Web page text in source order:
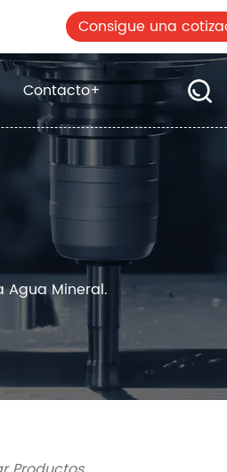
Consigue una
Contacto+
Agua Mineral.